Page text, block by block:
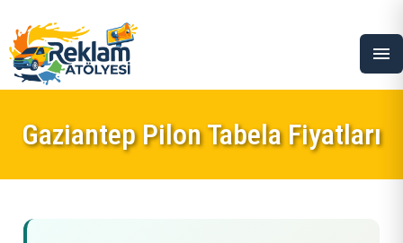
menu
Gaziantep Pilon Tabela Fiyatları